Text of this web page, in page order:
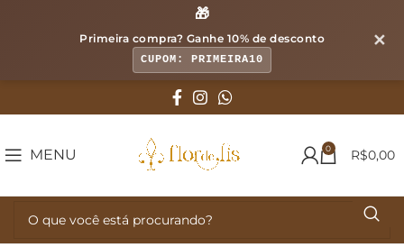
🎁
Primeira compra? Ganhe 10% de desconto
CUPOM: PRIMEIRA10
✕
MENU 0 R$0,00